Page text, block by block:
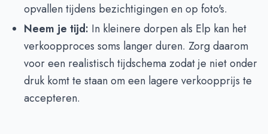
opvallen tijdens bezichtigingen en op foto's.
Neem je tijd: In kleinere dorpen als Elp kan het
verkoopproces soms langer duren. Zorg daarom
voor een realistisch tijdschema zodat je niet onder
druk komt te staan om een lagere verkoopprijs te
accepteren.